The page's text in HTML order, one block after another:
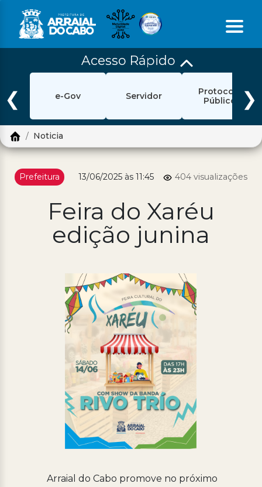
Início
Ouvidoria
Pesquisar
Política de Privacidade
Prefeitura
Processo Seletivo
Concursos
Ouvidoria | e-Sic
Acesso Institucional
Cursos
Programas
Acesso Rápido
❮ e-Gov Servidor
Protocolo
Público
❯
Noticia
Prefeitura 13/06/2025 às 11:45 404 visualizações
Feira do Xaréu
edição junina
Arraial do Cabo promove no próximo